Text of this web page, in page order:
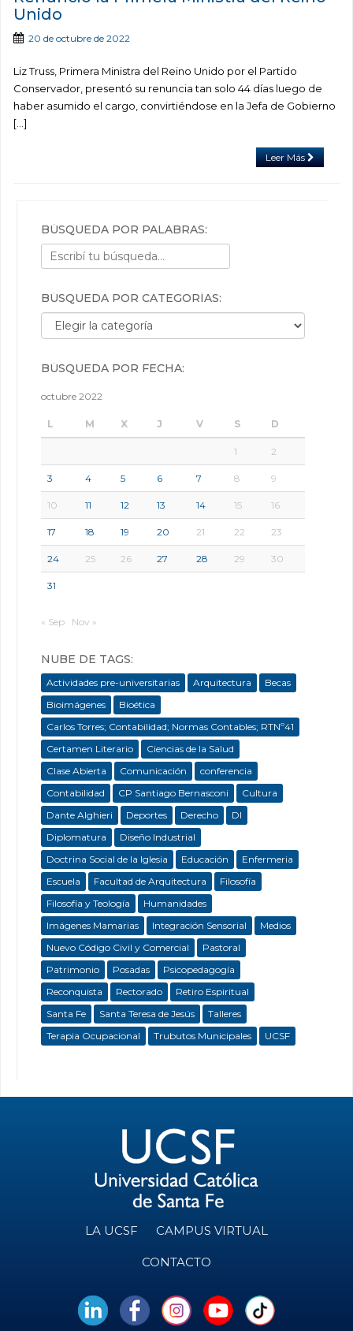
Unido
20 de octubre de 2022
Liz Truss, Primera Ministra del Reino Unido por el Partido
Conservador, presentó su renuncia tan solo 44 días luego de
haber asumido el cargo, convirtiéndose en la Jefa de Gobierno
[…]
Leer Más
BÚSQUEDA POR PALABRAS:
BÚSQUEDA POR CATEGORÍAS:
Búsqueda por categorías:
BÚSQUEDA POR FECHA:
octubre 2022
L M X J V S D
1 2
3 4 5 6 7 8 9
10 11 12 13 14 15 16
17 18 19 20 21 22 23
24 25 26 27 28 29 30
31
« Sep Nov »
NUBE DE TAGS:
Actividades pre-universitarias Arquitectura
Becas
Bioimágenes
Bioética
Carlos Torres; Contabilidad; Normas Contables; RTNº41
Certamen Literario
Ciencias de la Salud
Clase Abierta
Comunicación
conferencia
Contabilidad
CP Santiago Bernasconi
Cultura
Dante Alghieri
Deportes Derecho
DI
Diplomatura
Diseño Industrial
Doctrina Social de la Iglesia
Educación
Enfermeria
Escuela
Facultad de Arquitectura
Filosofía
Filosofía y Teología
Humanidades
Imágenes Mamarias
Integración Sensorial
Medios
Nuevo Código Civil y Comercial
Pastoral
Patrimonio
Posadas
Psicopedagogía
Reconquista
Rectorado
Retiro Espiritual
Santa Fe
Santa Teresa de Jesús
Talleres
Terapia Ocupacional
Trubutos Municipales UCSF
LA UCSF CAMPUS VIRTUAL
CONTACTO